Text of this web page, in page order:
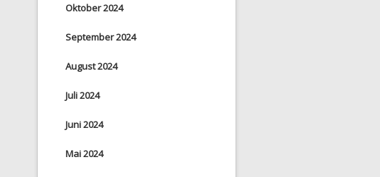
Oktober 2024
September 2024
August 2024
Juli 2024
Juni 2024
Mai 2024